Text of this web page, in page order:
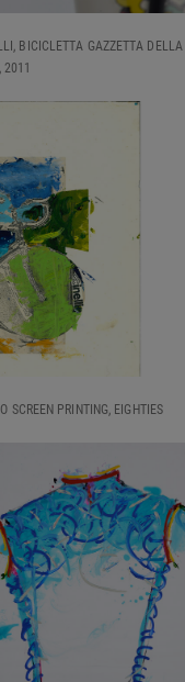
BICICLETTA GAZZETTA DELLA
2011
SCREEN PRINTING, EIGHTIES